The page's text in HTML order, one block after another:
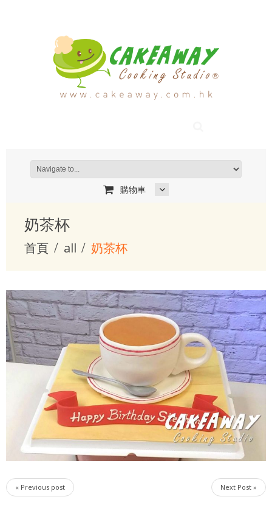
購物車
奶茶杯
首頁 all 奶茶杯
« Previous post Next Post »